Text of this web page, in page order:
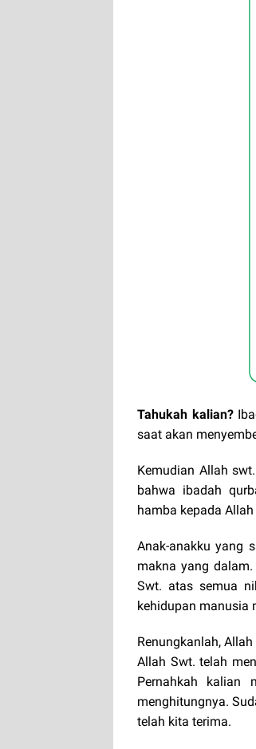
Tahukah kalian?
saat akan
Kemudian Allah
bahwa ibadah
hamba kepada
Anak-anakku yang
makna yang
Swt. atas semua
kehidupan manusia
Renungkanlah,
Allah Swt. telah
Pernahkah kalian
menghitungnya.
telah kita terima.